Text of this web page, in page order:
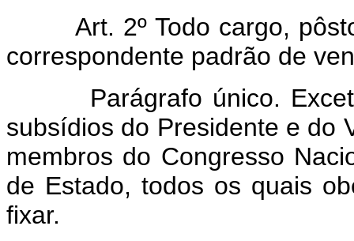
Art. 2º Todo cargo,
correspondente padrão de
Parágrafo único.
subsídios do Presidente e do
membros do Congresso
de Estado, todos os quais
fixar.